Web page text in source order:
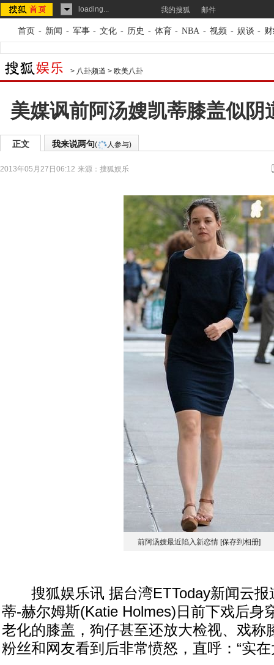
loading... 我的搜狐 邮件
首页 - 新闻 - 军事 - 文化 - 历史 - 体育 - NBA - 视频 - 娱谈 -
> 八卦频道 > 欧美八卦
美媒讽前阿汤嫂凯蒂膝盖似阴
正文 我来说两句( 人参与)
2013年05月27日06:12 来源： 搜狐娱乐
前阿汤嫂最近陷入新恋情 [保存到相册]
搜狐娱乐讯 据台湾ETToday新闻云报
蒂-赫尔姆斯(Katie Holmes)日前下戏后身
老化的膝盖，狗仔甚至还放大检视、戏称
粉丝和网友看到后非常愤怒，直呼：“实在